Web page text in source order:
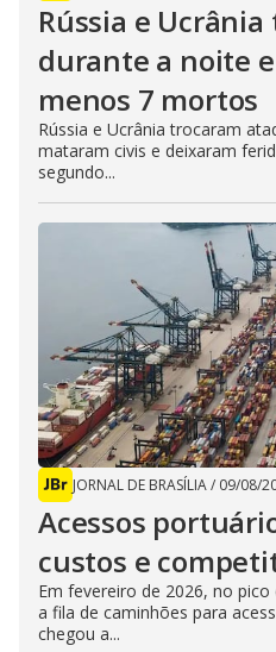
Rússia e
durante a noite
menos 7 mortos
Rússia e Ucrânia trocaram
mataram civis e deixaram
segundo...
JORNAL DE BRASÍLIA/ 09/08/
Acessos
custos e
Em fevereiro de 2026, no
a fila de caminhões para
chegou a...